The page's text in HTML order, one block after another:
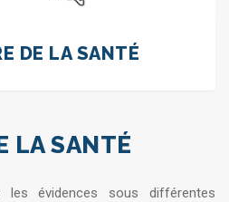
DE LA SANTÉ
LA SANTÉ
les évidences sous différentes